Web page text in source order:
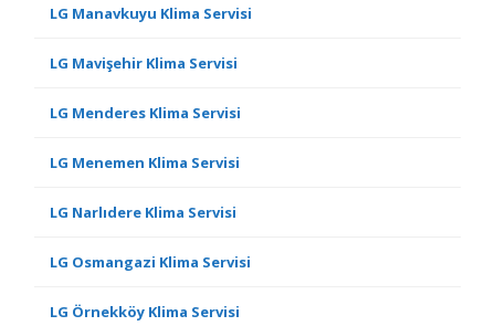
LG Manavkuyu Klima Servisi
LG Mavişehir Klima Servisi
LG Menderes Klima Servisi
LG Menemen Klima Servisi
LG Narlıdere Klima Servisi
LG Osmangazi Klima Servisi
LG Örnekköy Klima Servisi